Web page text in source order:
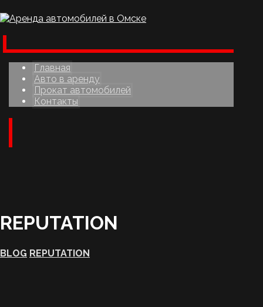
Главная
Авто в аренду
Прокат автомобилей
Контакты
REPUTATION
BLOG REPUTATION